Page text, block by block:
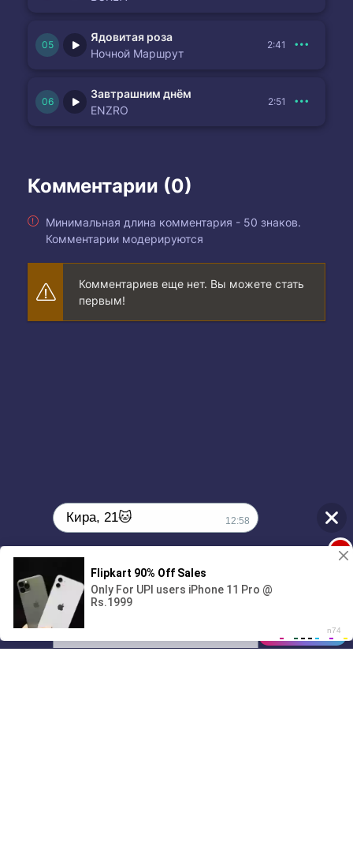
Ядовитая роза
Ночной Маршрут
2:41
Завтрашним днём
ENZRO
2:51
Комментарии (0)
Минимальная длина комментария - 50 знаков.
Комментарии модерируются
Комментариев еще нет. Вы можете стать
первым!
01/07
00:00
Кира, 21🐱 12:58
Поиграешь со мной? 💖🐾
1